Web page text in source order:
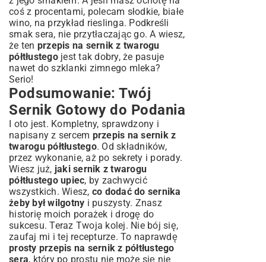
coś z procentami, polecam słodkie, białe
wino, na przykład rieslinga. Podkreśli
smak sera, nie przytłaczając go. A wiesz,
że ten przepis na sernik z twarogu
półtłustegojest tak dobry, że pasuje
nawet do szklanki zimnego mleka?
Serio!
Podsumowanie: Twój
Sernik Gotowy do Podania
I oto jest. Kompletny, sprawdzony i
napisany z sercem przepis na sernik z
twarogu półtłustego. Od składników,
przez wykonanie, aż po sekrety i porady.
Wiesz już, jaki sernik z twarogu
półtłustego upiec, by zachwycić
wszystkich. Wiesz, co dodać do sernika
żeby był wilgotny i puszysty. Znasz
historię moich porażek i drogę do
sukcesu. Teraz Twoja kolej. Nie bój się,
zaufaj mi i tej recepturze. To naprawdę
prosty przepis na sernik z półtłustego
sera, który po prostu nie może się nie